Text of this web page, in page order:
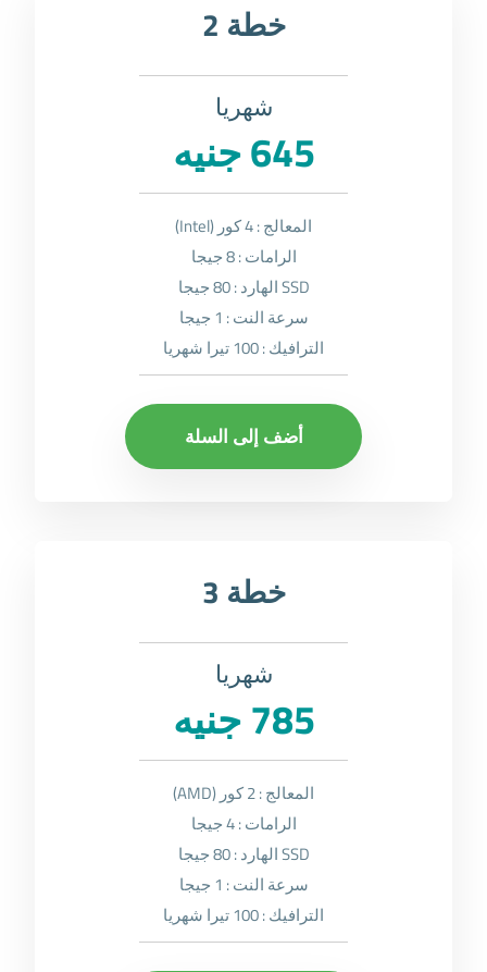
خطة 2
شهريا
645 جنيه
المعالج : 4 كور (Intel)
الرامات : 8 جيجا
SSD الهارد : 80 جيجا
سرعة النت : 1 جيجا
الترافيك : 100 تيرا شهريا
أضف إلى السلة
خطة 3
شهريا
785 جنيه
المعالج : 2 كور (AMD)
الرامات : 4 جيجا
SSD الهارد : 80 جيجا
سرعة النت : 1 جيجا
الترافيك : 100 تيرا شهريا